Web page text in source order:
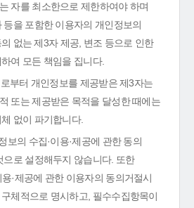
자를 최소한으로 제한하여야 하며
등을 포함한 이용자의 개인정보의
없는 제3자 제공, 변조 등으로 인한
여 모든 책임을 집니다.
부터 개인정보를 제공받은 제3자는
또는 제공받은 목적을 달성한 때에는
없이 파기합니다.
보의 수집·이용·제공에 관한 동의
으로 설정해두지 않습니다. 또한
·제공에 관한 이용자의 동의거절시
체적으로 명시하고, 필수수집항목이